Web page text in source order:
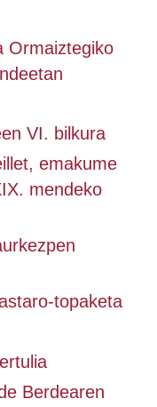
Ormaiztegiko
VI. bilkura
emakume
mendeko
topaketa
Berdearen